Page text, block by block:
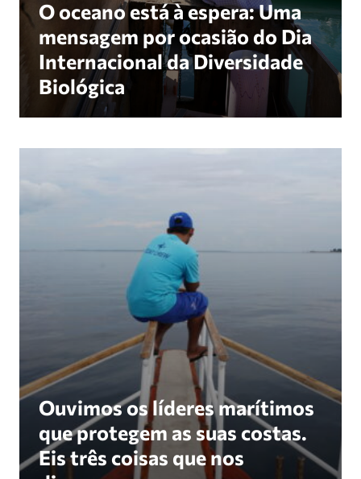
O oceano está à espera: Uma
mensagem por ocasião do Dia
Internacional da Diversidade
Biológica
Ouvimos os líderes marítimos que protegem as
Ouvimos os líderes marítimos
que protegem as suas costas.
Eis três coisas que nos